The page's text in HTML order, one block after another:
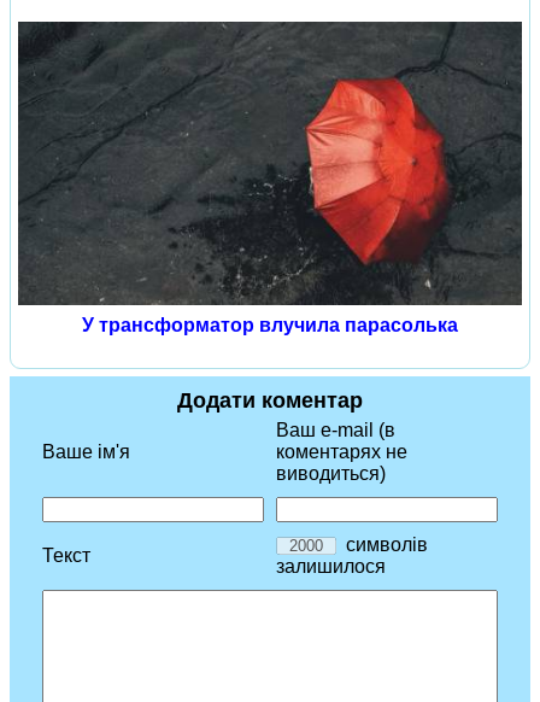
У трансформатор влучила парасолька
Додати коментар
Ваше ім'я
Ваш e-mail (в
коментарях не
виводиться)
Текст
символів
залишилося